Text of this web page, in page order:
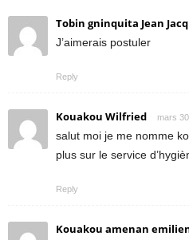
Tobin gninquita Jean
J’aimerais postuler
Reply
Kouakou Wilfried mars
salut moi je me nomme
plus sur le service
Reply
Kouakou amenan